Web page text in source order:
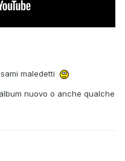
maledetti
nuovo o anche qualche